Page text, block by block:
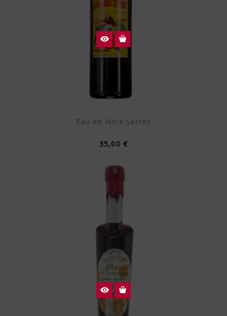
Eau de Noix Serres
35,00 €